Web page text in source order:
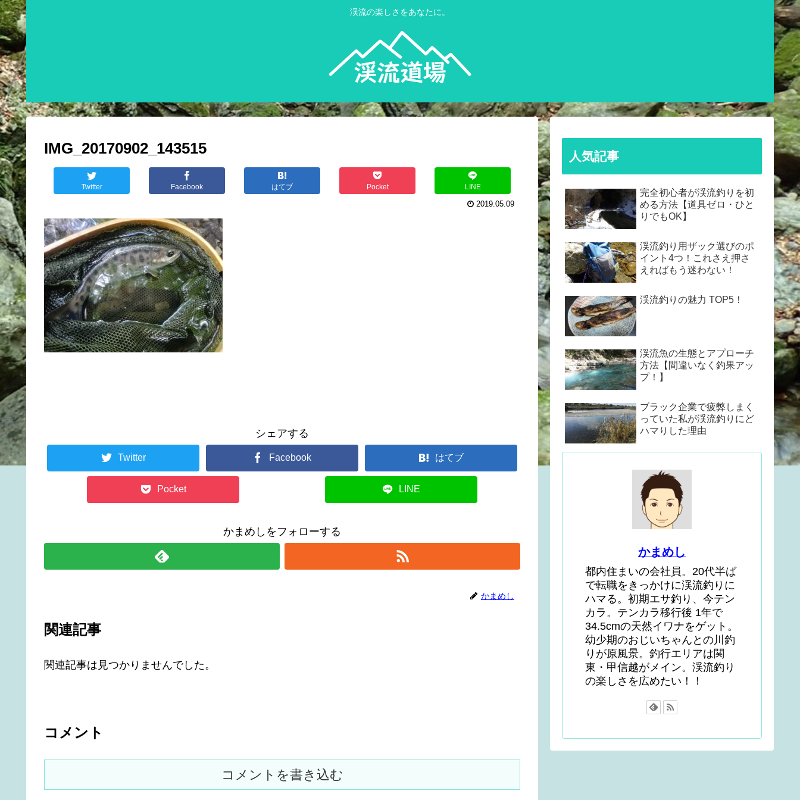
渓流の楽しさをあなたに。
IMG_20170902_143515
Twitter Facebook はてブ Pocket LINE
2019.05.09
シェアする
Twitter Facebook はてブ
Pocket LINE
かまめしをフォローする
かまめし
関連記事
関連記事は見つかりませんでした。
コメント
コメントを書き込む
人気記事
完全初心者が渓流釣りを初
める方法【道具ゼロ・ひと
りでもOK】
渓流釣り用ザック選びのポ
イント4つ！これさえ押さ
えればもう迷わない！
渓流釣りの魅力 TOP5！
渓流魚の生態とアプローチ
方法【間違いなく釣果アッ
プ！】
ブラック企業で疲弊しまく
っていた私が渓流釣りにど
ハマりした理由
かまめし
都内住まいの会社員。20代半ば
で転職をきっかけに渓流釣りに
ハマる。初期エサ釣り、今テン
カラ。テンカラ移行後 1年で
34.5cmの天然イワナをゲット。
幼少期のおじいちゃんとの川釣
りが原風景。釣行エリアは関
東・甲信越がメイン。渓流釣り
の楽しさを広めたい！！